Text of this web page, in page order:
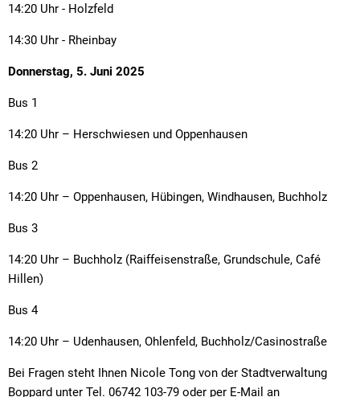
14:20 Uhr - Holzfeld
14:30 Uhr - Rheinbay
Donnerstag, 5. Juni 2025
Bus 1
14:20 Uhr – Herschwiesen und Oppenhausen
Bus 2
14:20 Uhr – Oppenhausen, Hübingen, Windhausen, Buchholz
Bus 3
14:20 Uhr – Buchholz (Raiffeisenstraße, Grundschule, Café
Hillen)
Bus 4
14:20 Uhr – Udenhausen, Ohlenfeld, Buchholz/Casinostraße
Bei Fragen steht Ihnen Nicole Tong von der Stadtverwaltung
Boppard unter Tel. 06742 103-79 oder per E-Mail an